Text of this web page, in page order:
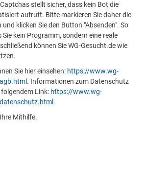
stellt sicher, dass kein Bot die
aufruft. Bitte markieren Sie daher die
klicken Sie den Button "Absenden". So
Sie kein Programm, sondern eine reale
können Sie WG-Gesucht.de wie
Sie hier einsehen: https://www.wg-
. Informationen zum Datenschutz
Link: https://www.wg-
.
Mithilfe.